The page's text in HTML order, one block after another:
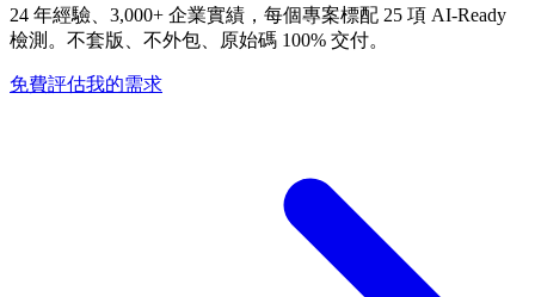
24 年經驗、3,000+ 企業實績，每個專案標配 25 項 AI-Ready
檢測。不套版、不外包、原始碼 100% 交付。
免費評估我的需求